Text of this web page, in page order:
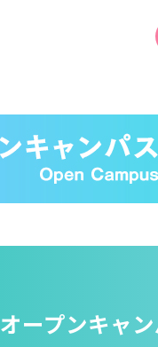
オープンキャ